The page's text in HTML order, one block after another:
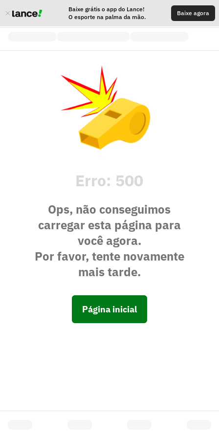
Baixe grátis o app do Lance!
O esporte na palma da mão.
Baixe agora
Erro: 500
Ops, não conseguimos
carregar esta página para
você agora.
Por favor, tente novamente
mais tarde.
Página inicial